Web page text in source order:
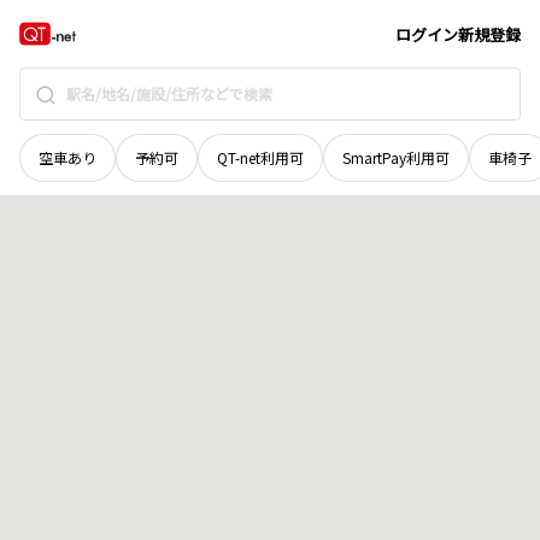
ログイン新規登録
空車あり 予約可 QT-net利用可 SmartPay利用可 車椅子
栃木県